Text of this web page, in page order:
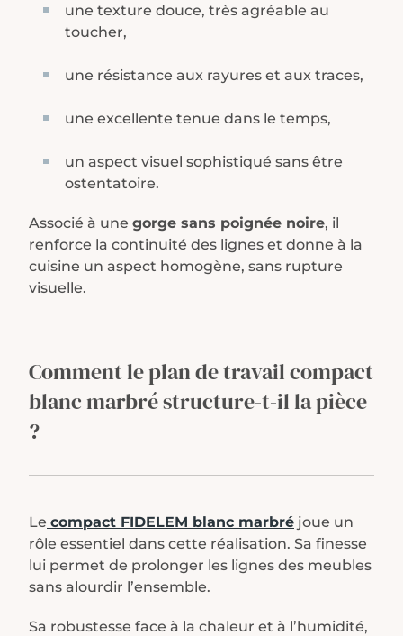
une texture douce, très agréable au
toucher,
une résistance aux rayures et aux traces,
une excellente tenue dans le temps,
un aspect visuel sophistiqué sans être
ostentatoire.
Associé à une gorge sans poignée noire, il
renforce la continuité des lignes et donne à la
cuisine un aspect homogène, sans rupture
visuelle.
Comment le plan de travail compact
blanc marbréstructure-t-il la pièce
?
Le compact FIDELEM blanc marbré joue un
rôle essentiel dans cette réalisation. Sa finesse
lui permet de prolonger les lignes des meubles
sans alourdir l’ensemble.
Sa robustesse face à la chaleur et à l’humidité,